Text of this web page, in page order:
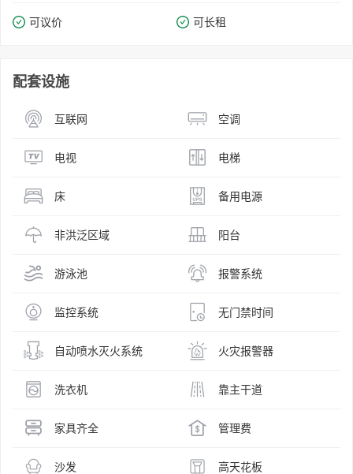
可议价 可长租
配套设施
互联网 空调
电视 电梯
床 备用电源
非洪泛区域 阳台
游泳池 报警系统
监控系统 无门禁时间
自动喷水灭火系统 火灾报警器
洗衣机 靠主干道
家具齐全 管理费
沙发 高天花板